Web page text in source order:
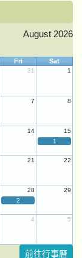
August 2026
Fri Sat
31 1
7 8
14
15
1
21
22
28
29
2
4
5
前往行事曆